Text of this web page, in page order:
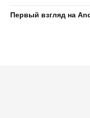
Первый взгляд на